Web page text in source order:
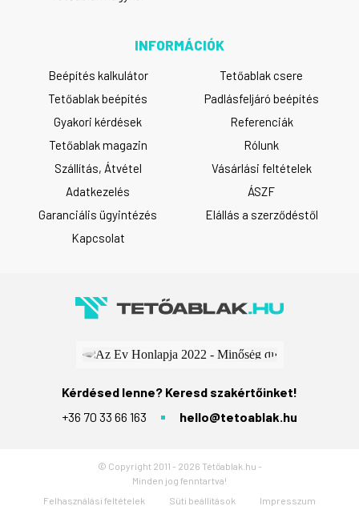
INFORMÁCIÓK
Beépítés kalkulátor
Tetőablak csere
Tetőablak beépítés
Padlásfeljáró beépítés
Gyakori kérdések
Referenciák
Tetőablak magazin
Rólunk
Szállítás, Átvétel
Vásárlási feltételek
Adatkezelés
ÁSZF
Garanciális ügyintézés
Elállás a szerződéstől
Kapcsolat
Kérdésed lenne? Keresd szakértőinket!
+36 70 33 66 163
hello@tetoablak.hu
© Copyright 2011 - 2026 Tétőablak.hu -
Minden jog fenntartva!
Felhasználási feltételek
Süti beállítások Impresszum